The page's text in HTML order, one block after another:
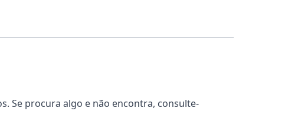
Se procura algo e não encontra, consulte-